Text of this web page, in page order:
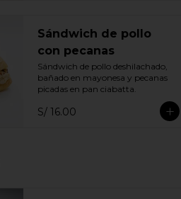
Sándwich de pollo
con pecanas
Sándwich de pollo deshilachado,
bañado en mayonesa y pecanas
picadas en pan ciabatta.
S/ 16.00